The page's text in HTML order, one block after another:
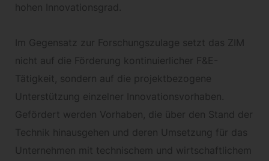
hohen Innovationsgrad.
Im Gegensatz zur Forschungszulage setzt das ZIM
nicht auf die Förderung kontinuierlicher F&E-
Tätigkeit, sondern auf die projektbezogene
Unterstützung einzelner Innovationsvorhaben.
Gefördert werden Vorhaben, die über den Stand der
Technik hinausgehen und deren Umsetzung für das
Unternehmen mit technischem und wirtschaftlichem